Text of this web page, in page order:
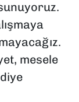
mesele